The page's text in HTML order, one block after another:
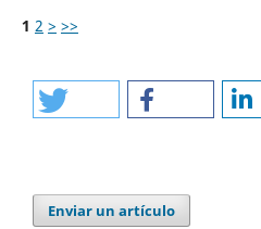
1 2 > >>
Enviar un artículo